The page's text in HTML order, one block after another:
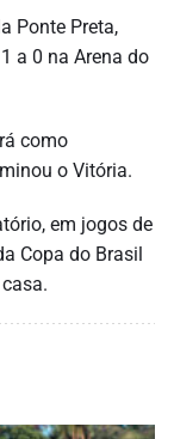
Ponte Preta,
a 0 na Arena do
como
o Vitória.
em jogos de
Copa do Brasil